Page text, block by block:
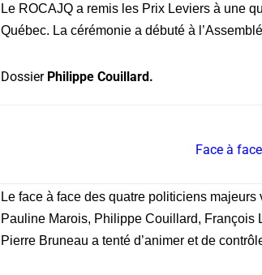
Le ROCAJQ a remis les Prix Leviers à une
Québec. La cérémonie a débuté à
Dossier Philippe Couillard.
Face à
Le face à face des quatre politiciens
Pauline Marois, Philippe Couillard, François
Pierre Bruneau a tenté d’animer et de